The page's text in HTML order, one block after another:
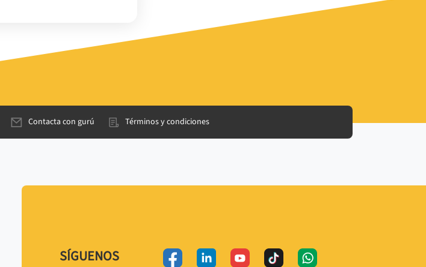
Contacta con gurú Términos y condiciones
SÍGUENOS